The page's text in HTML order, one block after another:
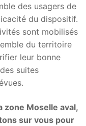
des usagers de
du dispositif.
sont mobilisés
du territoire
leur bonne
suites
zone Moselle aval,
sur vous pour